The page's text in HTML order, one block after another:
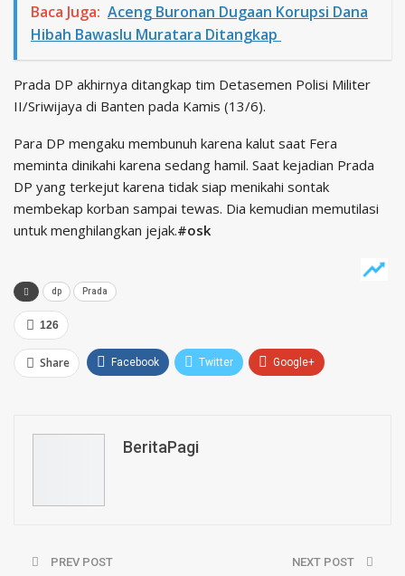
Baca Juga: Aceng Buronan Dugaan Korupsi Dana
Hibah Bawaslu Muratara Ditangkap
Prada DP akhirnya ditangkap tim Detasemen Polisi Militer
II/Sriwijaya di Banten pada Kamis (13/6).
Para DP mengaku membunuh karena kalut saat Fera
meminta dinikahi karena sedang hamil. Saat kejadian Prada
DP yang terkejut karena tidak siap menikahi sontak
membekap korban sampai tewas. Dia kemudian memutilasi
untuk menghilangkan jejak.#osk
dp Prada
126
Share Facebook Twitter Google+
BeritaPagi
PREV POST NEXT POST